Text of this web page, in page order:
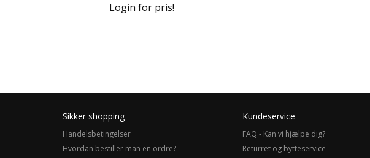
Login for pris!
Sikker shopping
Handelsbetingelser
Hvordan bestiller man en ordre?
Kundeservice
FAQ - Kan vi hjælpe dig?
Returret og bytteservice